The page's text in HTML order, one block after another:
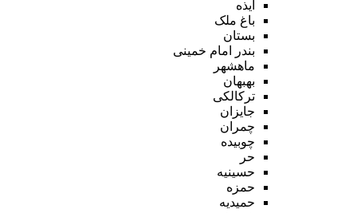
ایذه
باغ ملک
بستان
بندر امام خمینی
ماهشهر
بهبهان
ترکالکی
جایزان
چمران
چوبیده
حر
حسینیه
حمزه
حمیدیه